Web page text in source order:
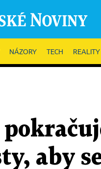
NÁZORY TECH REALITY
aby